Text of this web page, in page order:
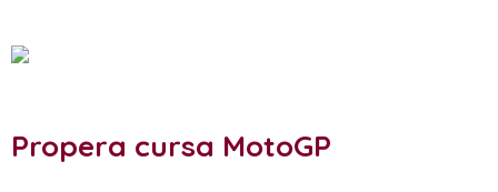
Propera cursa MotoGP